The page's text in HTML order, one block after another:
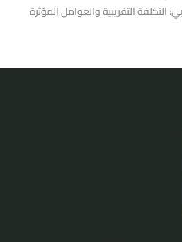
التقريبية والعوامل المؤثرة